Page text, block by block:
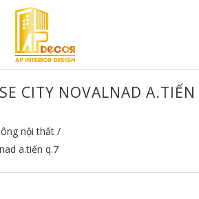
CITY NOVALNAD A.TIẾN
nội thất /
a.tiến q.7